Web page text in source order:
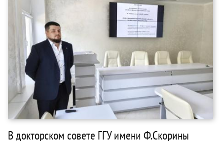
В докторском совете ГГУ имени Ф.Скорины